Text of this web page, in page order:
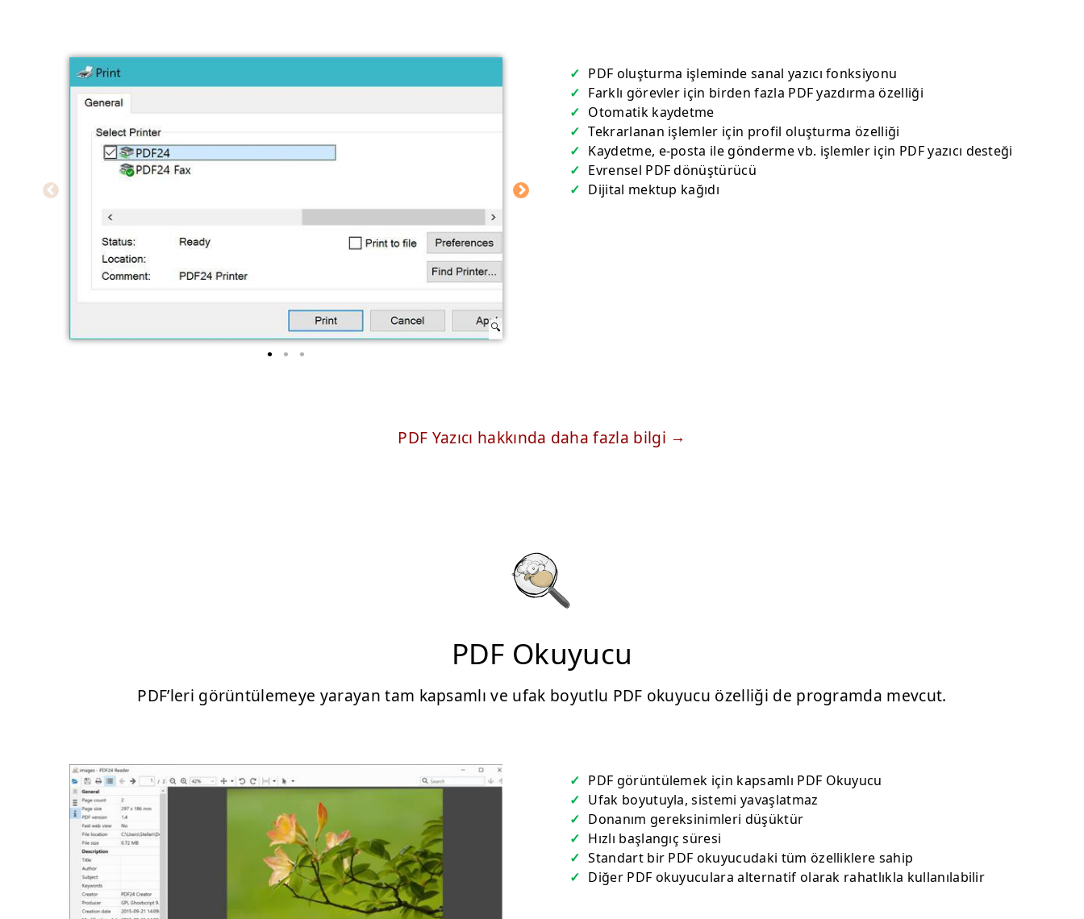
PDF oluşturma işleminde sanal yazıcı fonksiyonu
Farklı görevler için birden fazla PDF yazdırma özelliği
Otomatik kaydetme
Tekrarlanan işlemler için profil oluşturma özelliği
Kaydetme, e-posta ile gönderme vb. işlemler için PDF yazıcı desteği
Evrensel PDF dönüştürücü
Dijital mektup kağıdı
PDF Yazıcı hakkında daha fazla bilgi
PDF Okuyucu
PDF’leri görüntülemeye yarayan tam kapsamlı ve ufak boyutlu PDF okuyucu özelliği de programda mevcut.
PDF görüntülemek için kapsamlı PDF Okuyucu
Ufak boyutuyla, sistemi yavaşlatmaz
Donanım gereksinimleri düşüktür
Hızlı başlangıç süresi
Standart bir PDF okuyucudaki tüm özelliklere sahip
Diğer PDF okuyuculara alternatif olarak rahatlıkla kullanılabilir